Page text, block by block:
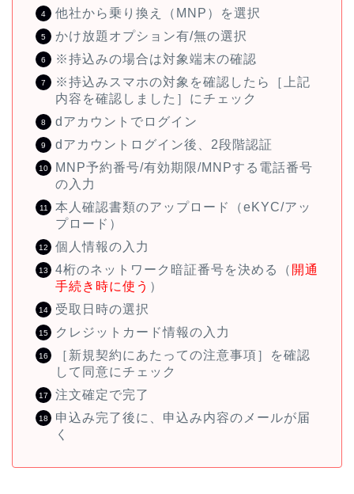
他社から乗り換え（MNP）を選択
かけ放題オプション有/無の選択
※持込みの場合は対象端末の確認
※持込みスマホの対象を確認したら［上記
内容を確認しました］にチェック
dアカウントでログイン
dアカウントログイン後、2段階認証
MNP予約番号/有効期限/MNPする電話番号
の入力
本人確認書類のアップロード（eKYC/アッ
プロード）
個人情報の入力
4桁のネットワーク暗証番号を決める（ 開通
手続き時に使う ）
受取日時の選択
クレジットカード情報の入力
［新規契約にあたっての注意事項］を確認
して同意にチェック
注文確定で完了
申込み完了後に、申込み内容のメールが届
く